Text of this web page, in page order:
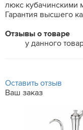
люкс кубачинскими
Гарантия высшего
Отзывы о товаре
у данного
Оставить отзыв
Ваш заказ